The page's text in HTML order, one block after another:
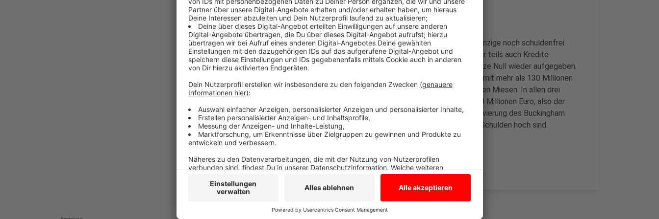
Anzeige
Der größte Sparfuchs hier bei uns bleibt Velen, die Stadt ist als einzige noch schuldenfrei.
Borken, Raesfeld und Reken waren das zeitweise auch, haben aber teils auch Kredite
beantragt, um Landesgelder zu bekommen, und damit ihre schwarze Null wieder aufgegeben.
Die in Anführungsstrichen spendabelste Stadt ist weiter Bocholt mit mehr als 130 Millionen
Schulden. Aber auch Gronau und Gescher stecken ähnlich tief in den Miesen. In allen drei
Städten liegt die Pro-Kopf-Verschuldung über 1800 Euro. Mit 430 Millionen Euro, also der
Summe all unserer Schulden hätte mein rein theoretisch die Renovierung des Buckingham
Palace bezahlen können, denn die war genauso teuer wie unsere Schulden hoch sind.
Anzeige